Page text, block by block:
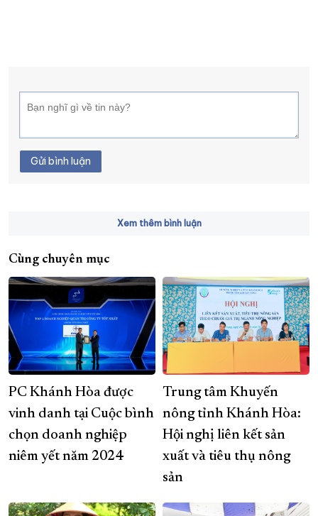
Gửi bình luận
Xem thêm bình luận
Cùng chuyên mục
PC Khánh Hòa được
vinh danh tại Cuộc bình
chọn doanh nghiệp
niêm yết năm 2024
Trung tâm Khuyến
nông tỉnh Khánh Hòa:
Hội nghị liên kết sản
xuất và tiêu thụ nông
sản